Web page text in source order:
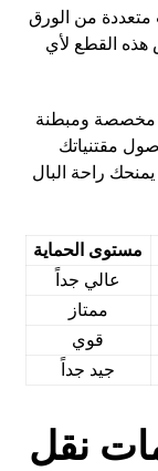
من الورق
هذه القطع لأي
مخصصة ومبطنة
مقتنياتك
يمنحك راحة البال
مستوى الحماية
عالي جداً
ممتاز
قوي
جيد جداً
نقل